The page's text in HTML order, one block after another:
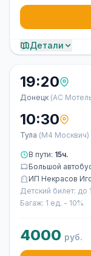
Детали
19:20
Донецк (АС
10:30
Тула (М4 Москвич)
В пути: 15ч.
Большой
ИП Некрасов
Детский билет: до
Багаж: 1 ед. - 10%
4000 руб.